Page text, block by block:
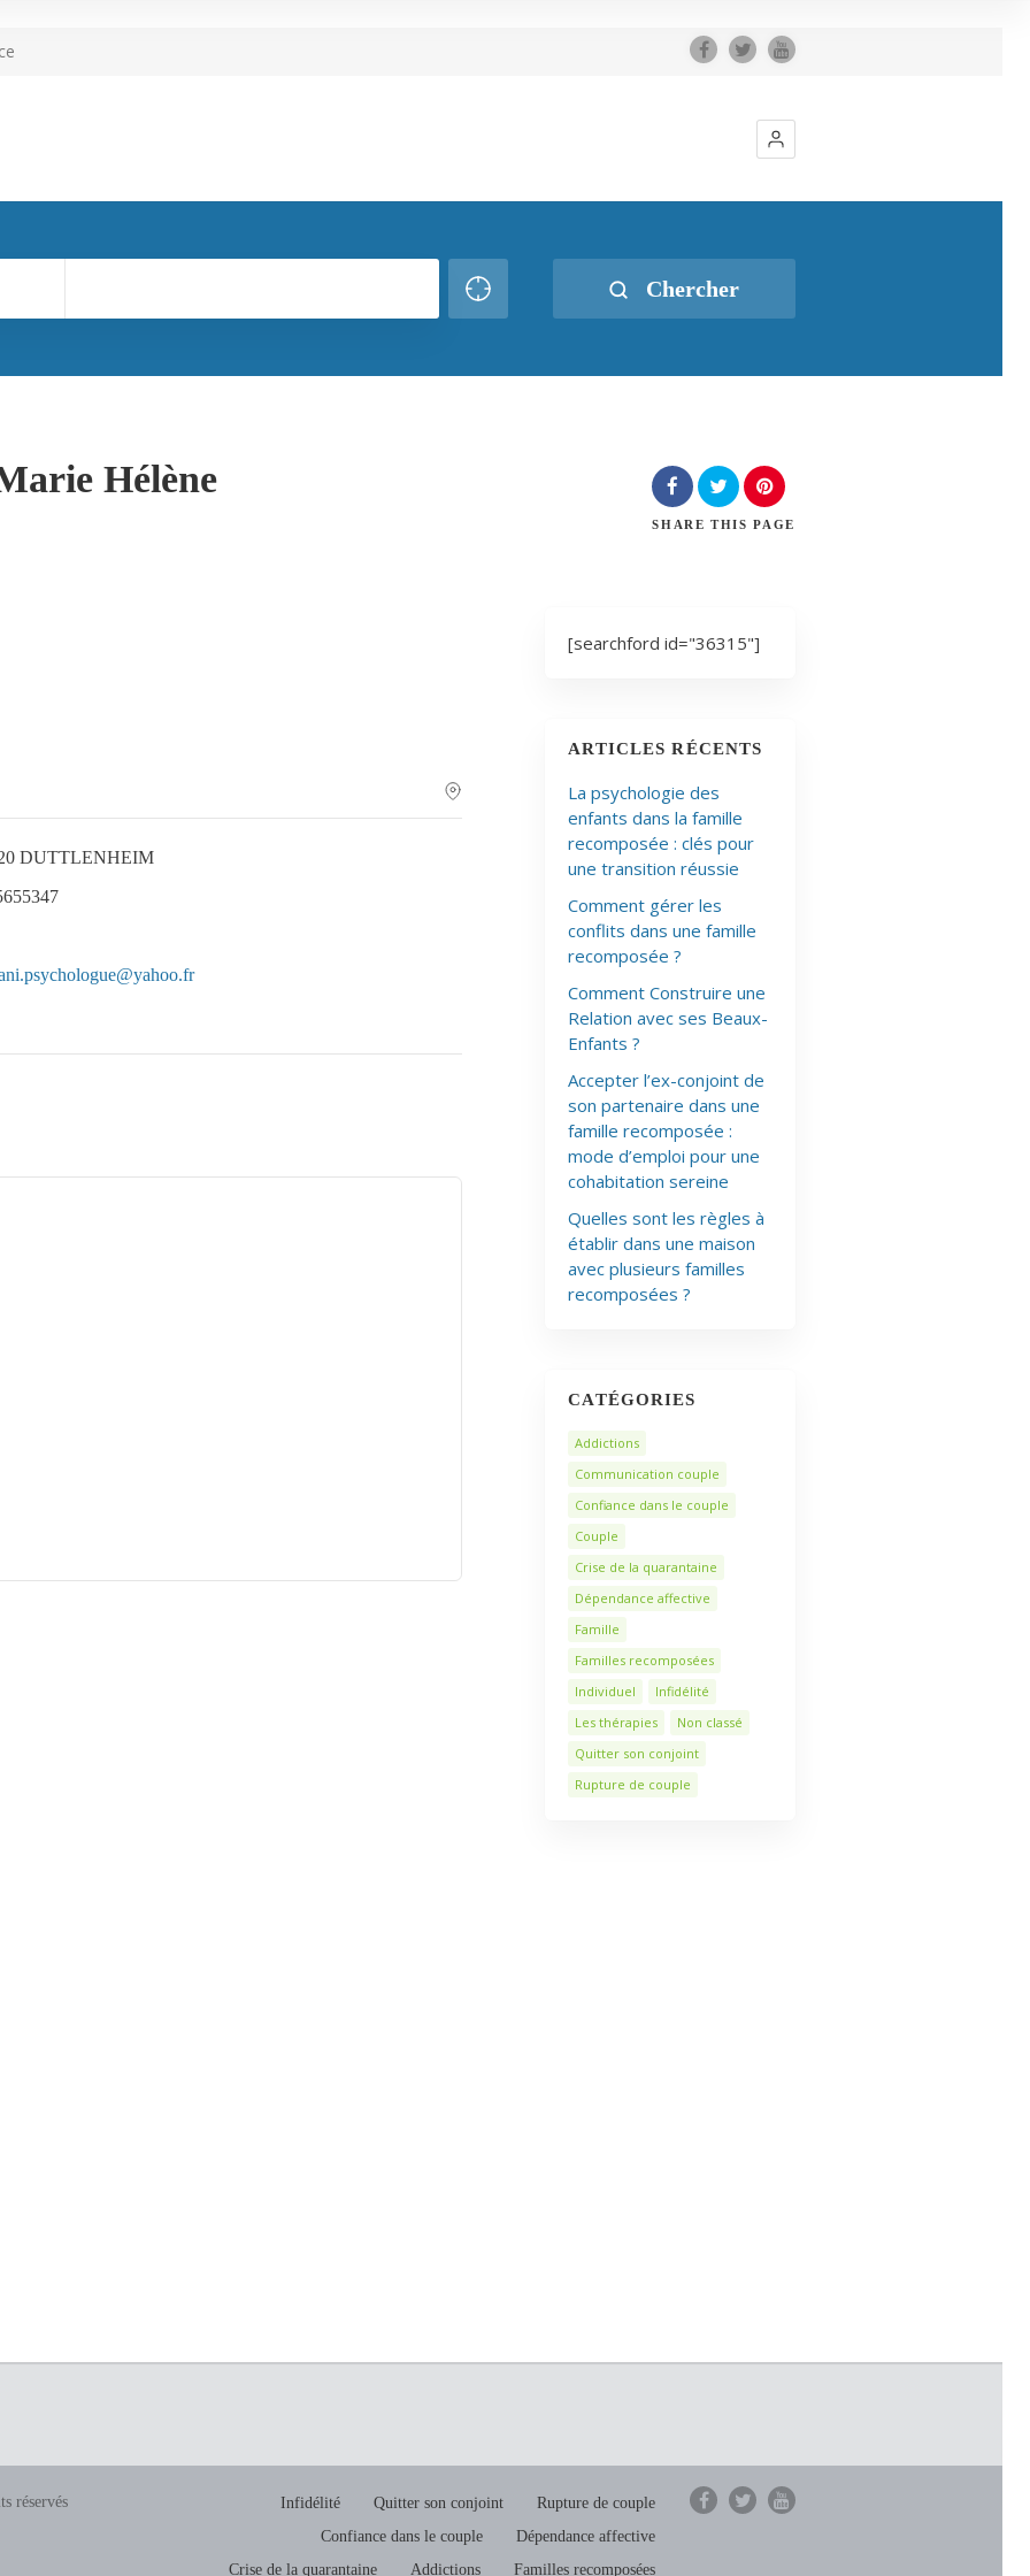
Chercher
Hélène
SHARE THIS PAGE
DUTTLENHEIM
[searchford id="36315"]
ARTICLES RÉCENTS
La psychologie des
enfants dans la famille
recomposée : clés pour
une transition réussie
Comment gérer les
conflits dans une famille
recomposée ?
Comment Construire une
Relation avec ses Beaux-
Enfants ?
Accepter l’ex-conjoint de
son partenaire dans une
famille recomposée :
mode d’emploi pour une
cohabitation sereine
Quelles sont les règles à
établir dans une maison
avec plusieurs familles
recomposées ?
CATÉGORIES
Addictions
Communication couple
Confiance dans le couple
Couple
Crise de la quarantaine
Dépendance affective
Famille
Familles recomposées
Individuel
Infidélité
Les thérapies
Non classé
Quitter son conjoint
Rupture de couple
Infidélité Quitter son conjoint
Rupture de couple
Confiance dans le couple
Dépendance affective
Crise de la quarantaine
Addictions Familles recomposées
réservés